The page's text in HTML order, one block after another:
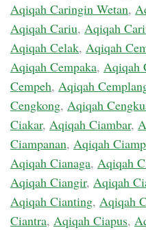
Aqiqah Caringin Wetan,
Aqiqah Cariu, Aqiqah
Aqiqah Celak, Aqiqah
Aqiqah Cempaka, Aqiqah
Cempeh, Aqiqah
Cengkong, Aqiqah
Ciakar, Aqiqah Ciambar,
Ciampanan, Aqiqah
Aqiqah Cianaga, Aqiqah
Aqiqah Ciangir, Aqiqah
Aqiqah Cianting, Aqiqah
Ciantra, Aqiqah Ciapus,